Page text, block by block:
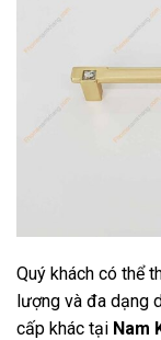
Quý khách có thể
lượng và đa dạng
cấp khác tại Nam